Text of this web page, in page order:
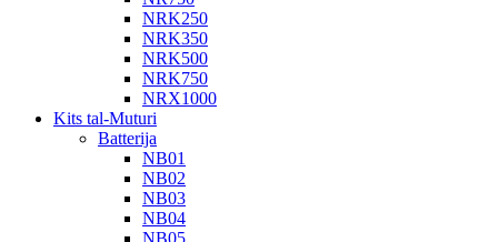
NRK250
NRK350
NRK500
NRK750
NRX1000
Kits tal-Muturi
Batterija
NB01
NB02
NB03
NB04